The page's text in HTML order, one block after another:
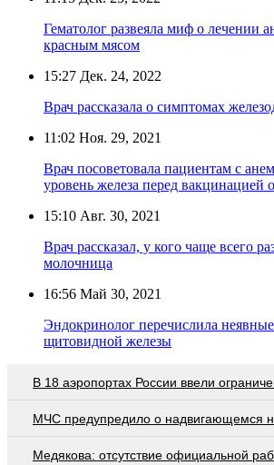
Гематолог развеяла миф о лечении
красным мясом
15:27 Дек. 24, 2022
Врач рассказала о симптомах
11:02 Ноя. 29, 2021
Врач посоветовала пациентам с
уровень железа перед вакцинацией
15:10 Авг. 30, 2021
Врач рассказал, у кого чаще всего
молочница
16:56 Май 30, 2021
Эндокринолог перечислила
щитовидной железы
В 18 аэропортах России ввели
МЧС предупредило о надвигающемся
Медякова: отсутствие официальной